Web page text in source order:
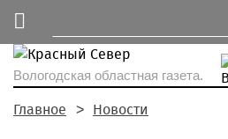
Вологодская областная газета.
Главное Новости